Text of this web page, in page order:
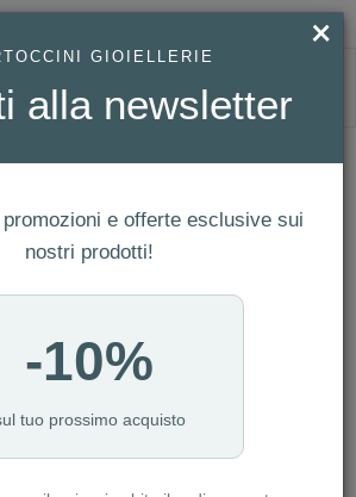
UNOAERRE
×
GIOIELLERIE
alla newsletter
e offerte esclusive sui
nostri prodotti!
-10%
tuo prossimo acquisto